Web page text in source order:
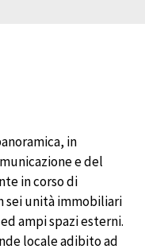
in
e del
in corso di
sei unità immobiliari
ampi spazi esterni.
locale adibito ad